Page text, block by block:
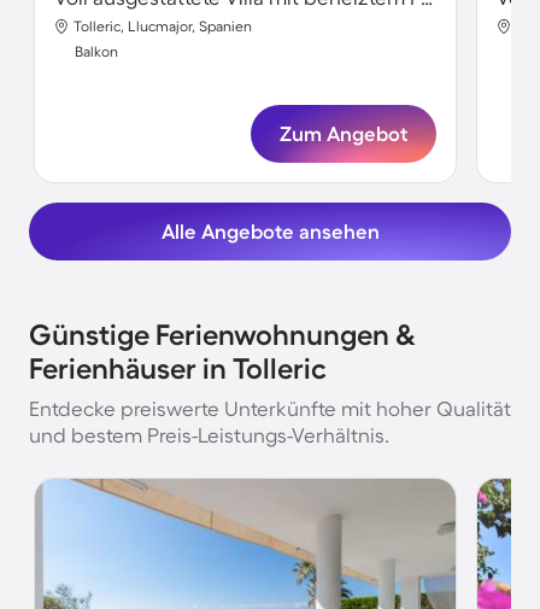
Tolleric, Llucmajor, Spanien
Balkon
Zum Angebot
Alle Angebote ansehen
Günstige Ferienwohnungen &
Ferienhäuser in Tolleric
Entdecke preiswerte Unterkünfte mit hoher Qualität
und bestem Preis-Leistungs-Verhältnis.